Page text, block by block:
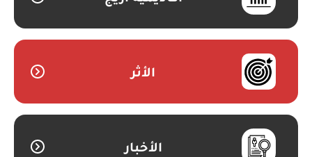
الأثر
الأخبار